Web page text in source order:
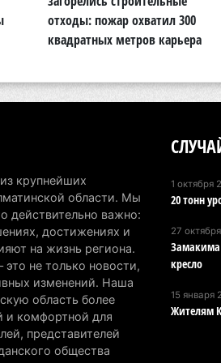
отходы: пожар охватил 300
квадратных метров карьера
крупнейших
области. Мы
действительно важно:
достижениях и
на жизнь региона.
не только новости,
изменений. Наша
область более
и комфортной для
представителей
общества
1 октября
20 тонн
27
Замакима
кресло
15 января
Жителям